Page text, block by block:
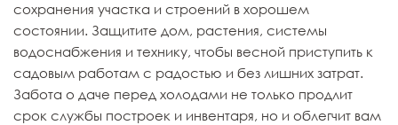
сохранения участка и строений в хорошем
состоянии. Защитите дом, растения, системы
водоснабжения и технику, чтобы весной приступить к
садовым работам с радостью и без лишних затрат.
Забота о даче перед холодами не только продлит
срок службы построек и инвентаря, но и облегчит вам